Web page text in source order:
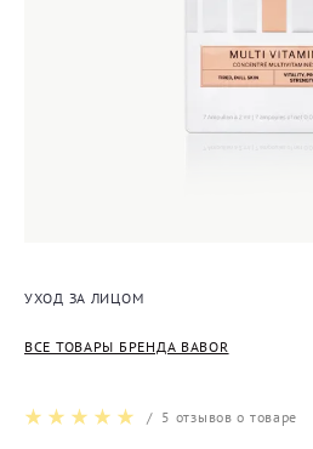
УХОД ЗА ЛИЦОМ
ВСЕ ТОВАРЫ БРЕНДА BABOR
/ 5 отзывов о товаре